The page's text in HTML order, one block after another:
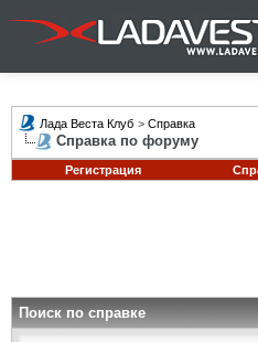
Лада Веста Клуб > Справка
Справка по форуму
Регистрация
Поиск по справке